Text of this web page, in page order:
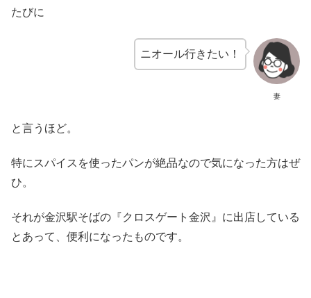
たびに
妻
ニオール行きたい！
と言うほど。
特にスパイスを使ったパンが絶品なので気になった方はぜ
ひ。
それが金沢駅そばの『クロスゲート金沢』に出店している
とあって、便利になったものです。